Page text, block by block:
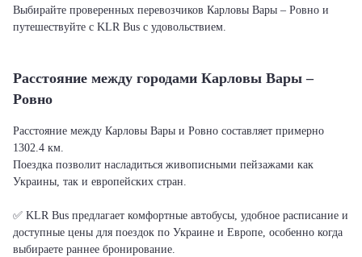
Выбирайте проверенных перевозчиков Карловы Вары – Ровно и
путешествуйте с KLR Bus с удовольствием.
Расстояние между городами Карловы Вары –
Ровно
Расстояние между Карловы Вары и Ровно составляет примерно
1302.4 км.
Поездка позволит насладиться живописными пейзажами как
Украины, так и европейских стран.
✅ KLR Bus предлагает комфортные автобусы, удобное расписание и
доступные цены для поездок по Украине и Европе, особенно когда
выбираете раннее бронирование.